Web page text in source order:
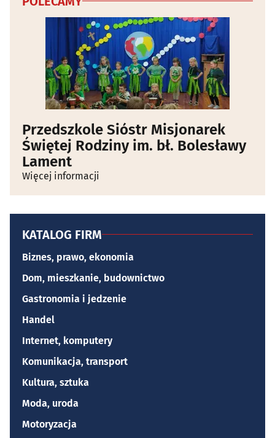
Przedszkole Sióstr Misjonarek
Świętej Rodziny im. bł. Bolesławy
Lament
Więcej informacji
KATALOG FIRM
Biznes, prawo, ekonomia
Dom, mieszkanie, budownictwo
Gastronomia i jedzenie
Handel
Internet, komputery
Komunikacja, transport
Kultura, sztuka
Moda, uroda
Motoryzacja